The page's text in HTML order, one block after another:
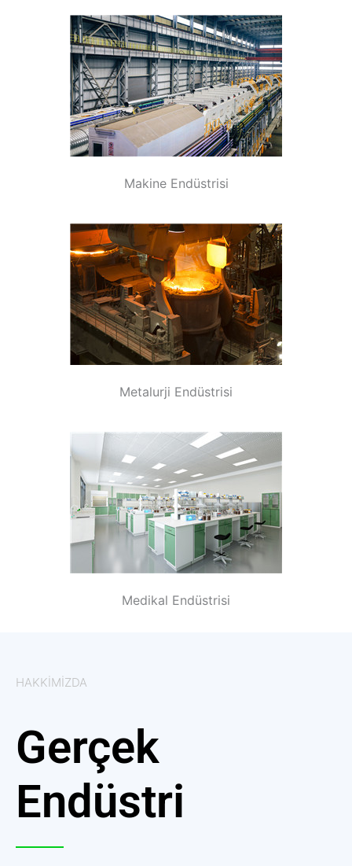
Makine Endüstrisi
Metalurji Endüstrisi
Medikal Endüstrisi
HAKKIMIZDA
Gerçek
Endüstri